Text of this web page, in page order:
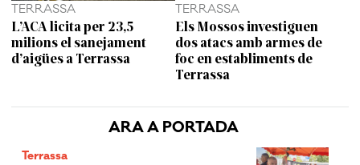
ARA A PORTADA
Terrassa
TERRASSA
L’ACA licita per 23,5
milions el sanejament
d’aigües a Terrassa
TERRASSA
Els Mossos investiguen
dos atacs amb armes de
foc en establiments de
Terrassa